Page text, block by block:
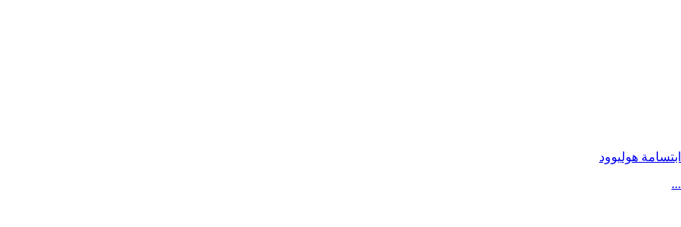
ابتسامة هوليوود
...